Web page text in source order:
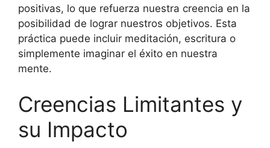
positivas, lo que refuerza nuestra creencia en la
posibilidad de lograr nuestros objetivos. Esta
práctica puede incluir meditación, escritura o
simplemente imaginar el éxito en nuestra
mente.
Creencias Limitantes y
su Impacto